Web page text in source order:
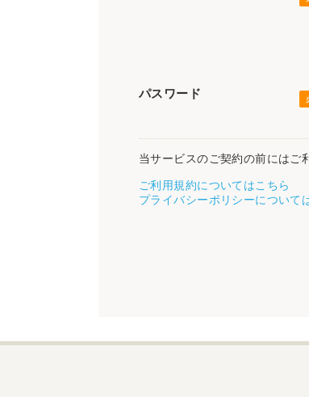
パスワード
当サービスのご契約の前にはご
ご利用規約についてはこちら
プライバシーポリシーについて